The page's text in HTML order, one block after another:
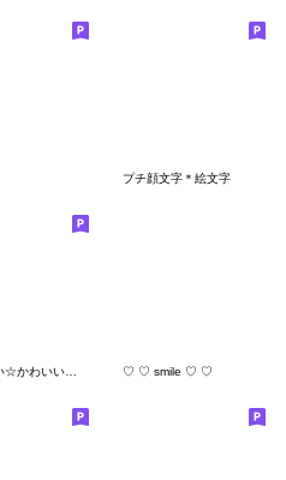
プチ顔文字＊絵文字
使いやすい☆かわいいカラフル絵文字 ♡ ♡ smile ♡ ♡